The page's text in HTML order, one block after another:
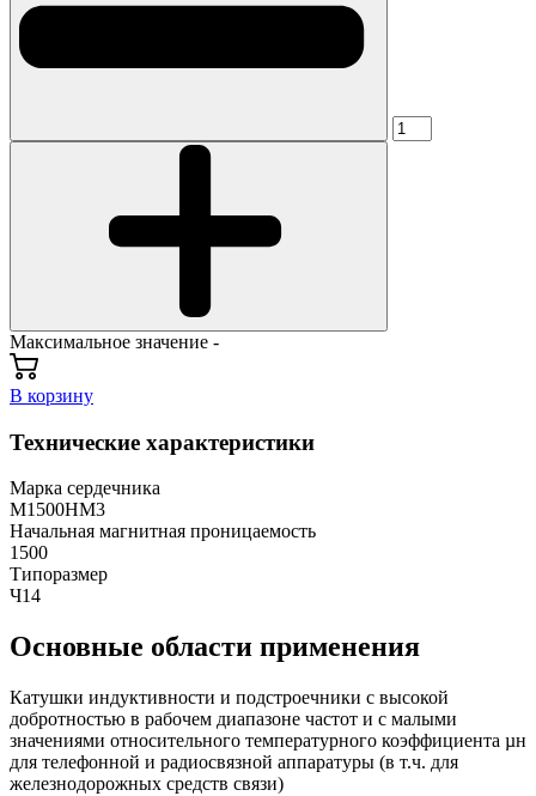
Максимальное значение -
В корзину
Технические характеристики
Марка сердечника
М1500НМ3
Начальная магнитная проницаемость
1500
Типоразмер
Ч14
Основные области применения
Катушки индуктивности и подстроечники с высокой
добротностью в рабочем диапазоне частот и с малыми
значениями относительного температурного коэффициента µн
для телефонной и радиосвязной аппаратуры (в т.ч. для
железнодорожных средств связи)